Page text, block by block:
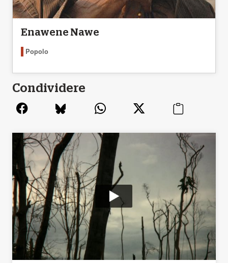
Enawene Nawe
Popolo
Condividere